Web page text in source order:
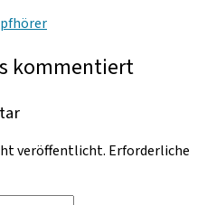
kommentiert
veröffentlicht. Erforderliche